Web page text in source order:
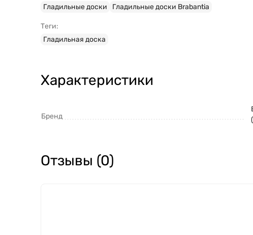
Гладильные доски
Гладильные доски Brabantia
Теги:
Гладильная доска
Характеристики
Бренд
Отзывы (0)